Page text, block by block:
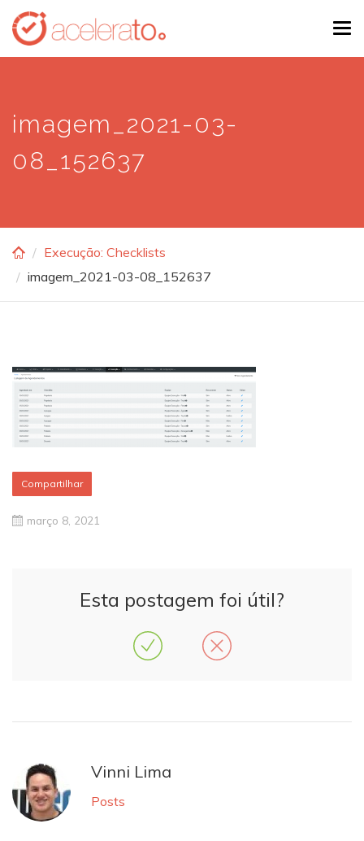
Skip
main
imagem_2021-03-
08_152637
Execução: Checklists
imagem_2021-03-08_152637
Compartilhar
março 8, 2021
Esta postagem foi útil?
Vinni Lima
Posts